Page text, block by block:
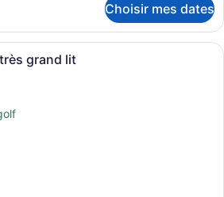
Choisir mes dates
Une chambre d’hôtel moderne
grand lit